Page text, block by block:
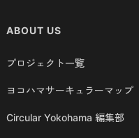
ABOUT US
プロジェクト一覧
ヨコハマサーキュラーマップ
Circular Yokohama 編集部